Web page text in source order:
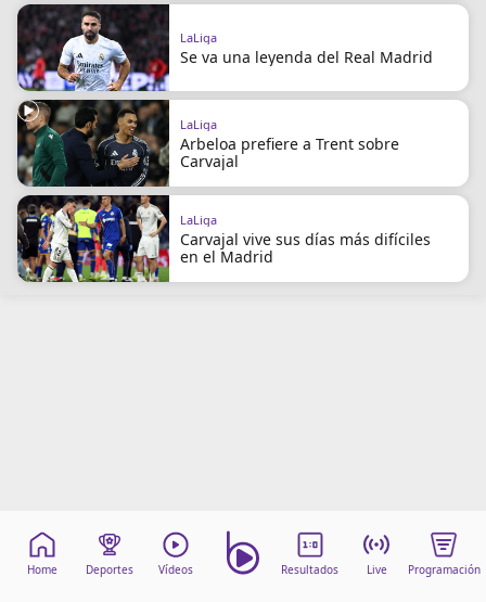
Programación
Contáctanos
LaLiga
Se va una leyenda del Real Madrid
LaLiga
Arbeloa prefiere a Trent sobre
Carvajal
LaLiga
Carvajal vive sus días más difíciles
en el Madrid
Home Deportes Vídeos Resultados Live Programación